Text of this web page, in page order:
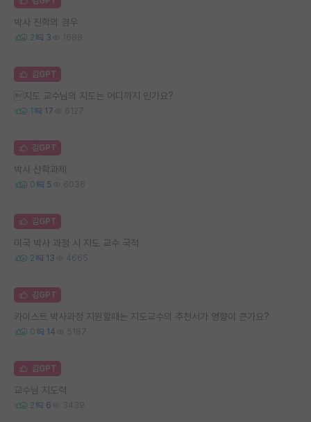
박사 진학의 경우
2 3 1688
김GPT
지도 교수님의 지도는 어디까지 인가요?
1 17 6127
김GPT
박사 산학과제
0 5 6036
김GPT
미국 박사 과정 시 지도 교수 국적
2 13 4665
김GPT
카이스트 박사과정 지원할때는 지도교수의 추천서가 영향이 큰가요?
0 14 5187
김GPT
교수님 지도력
2 6 3439